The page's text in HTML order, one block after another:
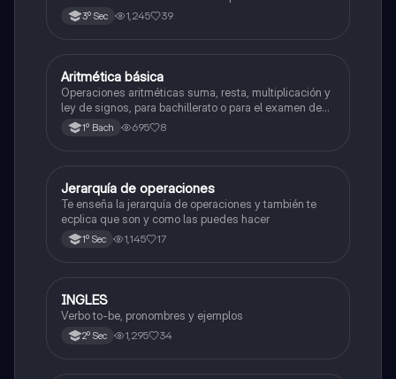
valle de México
3º Sec 1,245 39
Matemáticas
Aritmética básica
Operaciones aritméticas suma, resta, multiplicación y
ley de signos, para bachillerato o para el examen de
admisión a la universidad
1º Bach 695 8
Matemáticas
Jerarquía de operaciones
Te enseña la jerarquía de operaciones y también te
ecplica que son y como las puedes hacer
1º Sec 1,145 17
Inglés
INGLES
Verbo to-be, pronombres y ejemplos
2º Sec 1,295 34